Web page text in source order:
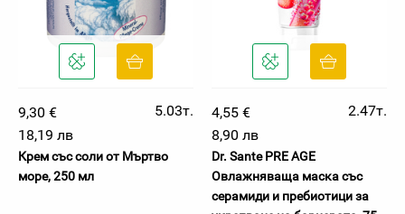
9,30 €
5.03т.
18,19 лв
Крем със соли от Мъртво
море, 250 мл
4,55 €
2.47т.
8,90 лв
Dr. Sante PRE AGE
Овлажняваща маска със
серамиди и пребиотици за